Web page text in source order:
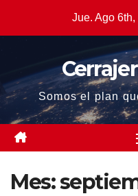
Jue. Ago
Somos el plan
Mes: